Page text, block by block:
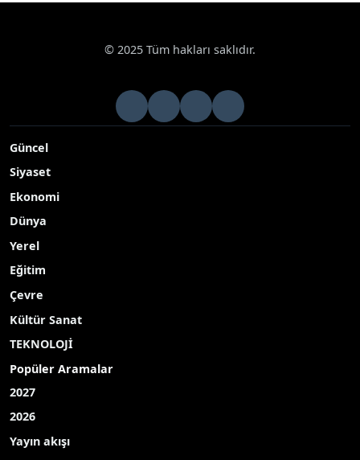
Spor Küçükler-Minikler Tenis Grup Müsabakaları
Afyonkarahisar’da Okul Sporları Minikler ve Küçükler Tenis
büyük bir heyecanla başladı
Yayınlanma Tarihi: 05.05.2026 12:25